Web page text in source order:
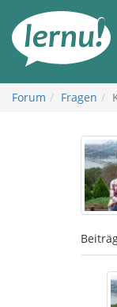
Inhalt
Forum Fragen